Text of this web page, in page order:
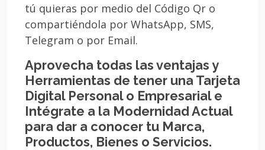
tú quieras por medio del Código Qr o
compartiéndola por WhatsApp, SMS,
Telegram o por Email.
Aprovecha todas las ventajas y
Herramientas de tener una Tarjeta
Digital Personal o Empresarial e
Intégrate a la Modernidad Actual
para dar a conocer tu Marca,
Productos, Bienes o Servicios.